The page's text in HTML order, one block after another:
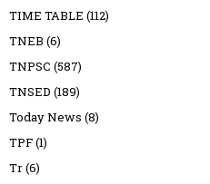
TIME TABLE (112)
TNEB (6)
TNPSC (587)
TNSED (189)
Today News (8)
TPF(1)
Tr(6)